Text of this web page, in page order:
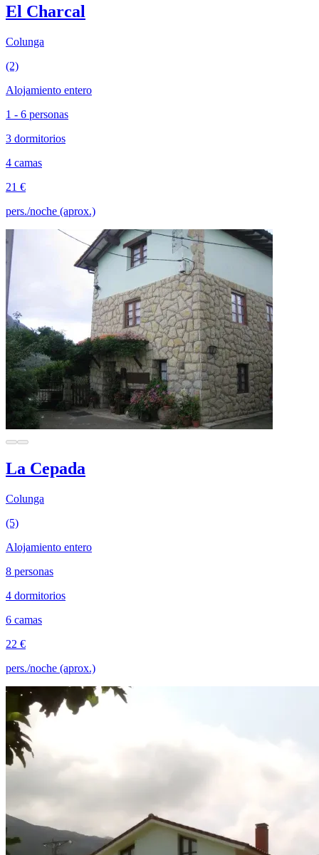
El Charcal
Colunga
(2)
Alojamiento entero
1 - 6 personas
3 dormitorios
4 camas
21 €
pers./noche (aprox.)
La Cepada
Colunga
(5)
Alojamiento entero
8 personas
4 dormitorios
6 camas
22 €
pers./noche (aprox.)